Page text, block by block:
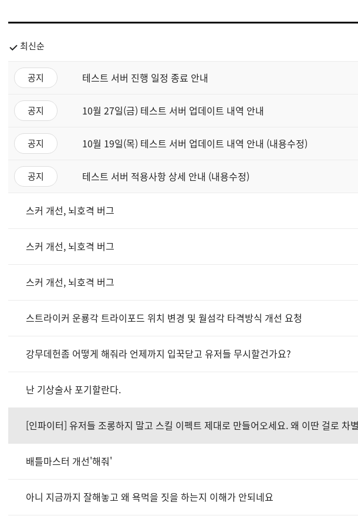
최신순
공지 테스트 서버 진행 일정 종료 안내
공지 10월 27일(금) 테스트 서버 업데이트 내역 안내
공지 10월 19일(목) 테스트 서버 업데이트 내역 안내 (내용수정)
공지 테스트 서버 적용사항 상세 안내 (내용수정)
스커 개선, 뇌호격 버그
스커 개선, 뇌호격 버그
스커 개선, 뇌호격 버그
스트라이커 운룡각 트라이포드 위치 변경 및 월섬각 타격방식 개선 요청
강무데헌좀 어떻게 해줘라 언제까지 입꾹닫고 유저들 무시할건가요?
난 기상술사 포기할란다.
[인파이터] 유저들 조롱하지 말고 스킬 이펙트 제대로 만들어오세요. 왜 이딴 걸로 차
배틀마스터 개선'해줘'
아니 지금까지 잘해놓고 왜 욕먹을 짓을 하는지 이해가 안되네요